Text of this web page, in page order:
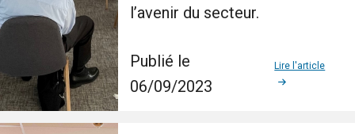
l’avenir du secteur.
Publié le
06/09/2023
Lire l'article